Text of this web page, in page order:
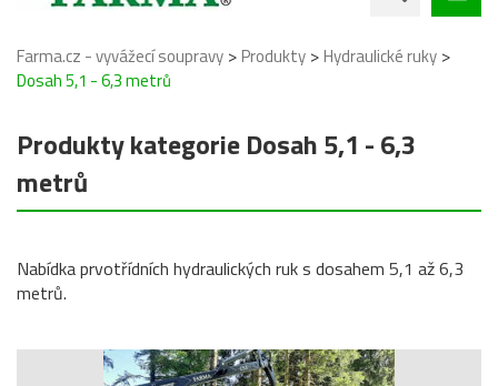
Farma.cz - vyvážecí soupravy >Produkty >Hydraulické ruky >
Dosah 5,1 - 6,3 metrů
Produkty kategorie Dosah 5,1 - 6,3
metrů
Nabídka prvotřídních hydraulických ruk s dosahem 5,1 až 6,3
metrů.